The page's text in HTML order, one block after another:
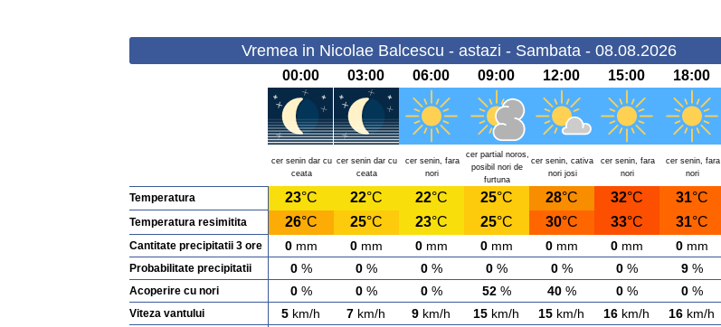
Vremea in Nicolae Balcescu - astazi - Sambata - 08.08.2026
00:00 03:00 06:00 09:00 12:00 15:00 18:00
cer senin dar cu
ceata
cer senin dar cu
ceata
cer senin, fara
nori
cer partial noros,
posibil nori de
furtuna
cer senin, cativa
nori josi
cer senin, fara
nori
cer senin, fara
nori
Temperatura 23°C 22°C 22°C 25°C 28°C 32°C 31°C
Temperatura resimitita 26°C 25°C 23°C 25°C 30°C 33°C 31°C
Cantitate precipitatii 3 ore 0mm 0mm 0mm 0mm 0mm 0mm 0mm
Probabilitate precipitatii 0% 0% 0% 0% 0% 0% 9%
Acoperire cu nori 0% 0% 0% 52% 40% 0% 0%
Viteza vantului 5 km/h 7 km/h 9 km/h 15 km/h 15 km/h 16 km/h 16 km/h